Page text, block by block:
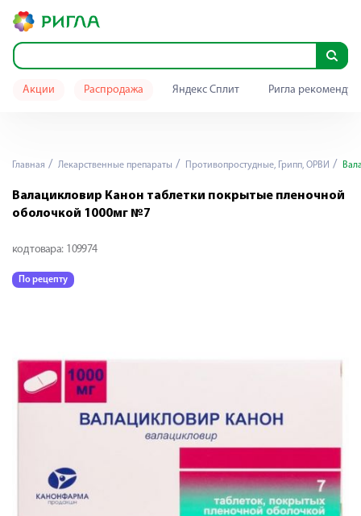
Акции Распродажа Яндекс Сплит Ригла
Главная Лекарственные препараты Противопростудные, Грипп, ОРВИ
Валацикловир Канон таблетки покрытые пленочной
оболочкой 1000мг №7
код товара: 109974
По рецепту